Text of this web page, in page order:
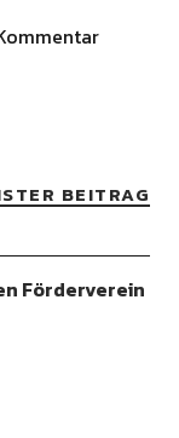
BEITRAG
Förderverein